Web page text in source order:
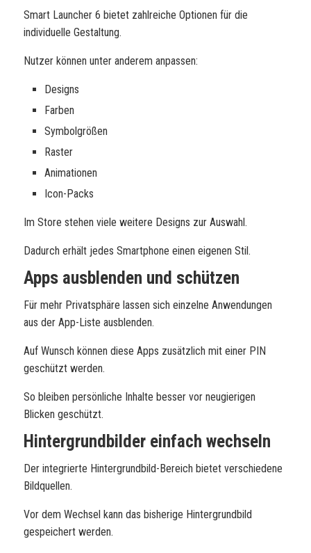
Smart Launcher 6 bietet zahlreiche Optionen für die
individuelle Gestaltung.
Nutzer können unter anderem anpassen:
Designs
Farben
Symbolgrößen
Raster
Animationen
Icon-Packs
Im Store stehen viele weitere Designs zur Auswahl.
Dadurch erhält jedes Smartphone einen eigenen Stil.
Apps ausblenden und schützen
Für mehr Privatsphäre lassen sich einzelne Anwendungen
aus der App-Liste ausblenden.
Auf Wunsch können diese Apps zusätzlich mit einer PIN
geschützt werden.
So bleiben persönliche Inhalte besser vor neugierigen
Blicken geschützt.
Hintergrundbilder einfach wechseln
Der integrierte Hintergrundbild-Bereich bietet verschiedene
Bildquellen.
Vor dem Wechsel kann das bisherige Hintergrundbild
gespeichert werden.